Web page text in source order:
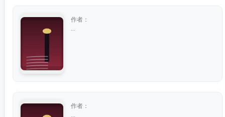
作者：
作者：